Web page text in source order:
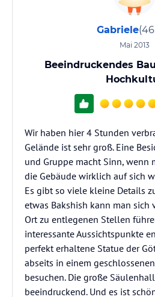
Gabriele
Mai 2013
Beeindruckendes
Wir haben hier 4 Stunden
Gelände ist sehr groß. Eine
und Gruppe macht Sinn, wenn
die Gebäude wirklich auf sich
Es gibt so viele kleine Details
etwas Bakshish kann man sich
Ort zu entlegenen Stellen
interessante Aussichtspunkte
perfekt erhaltene Statue der
abseits in einem
besuchen. Die große
beeindruckend. Und es ist